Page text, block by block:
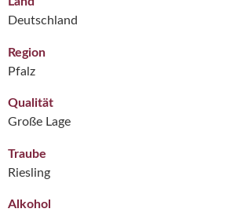
Deutschland
Region
Pfalz
Qualität
Große Lage
Traube
Riesling
Alkohol